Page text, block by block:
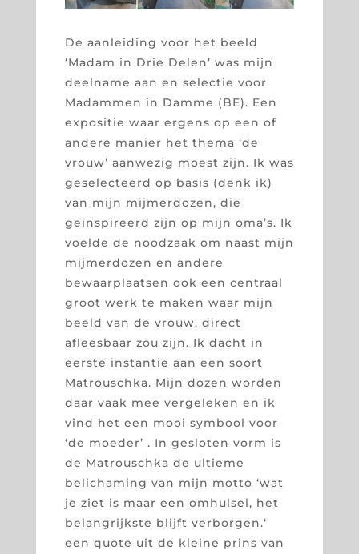
De aanleiding voor het beeld
‘Madam in Drie Delen’ was mijn
deelname aan en selectie voor
Madammen in Damme (BE). Een
expositie waar ergens op een of
andere manier het thema ‘de
vrouw’ aanwezig moest zijn. Ik was
geselecteerd op basis (denk ik)
van mijn mijmerdozen, die
geïnspireerd zijn op mijn oma’s. Ik
voelde de noodzaak om naast mijn
mijmerdozen en andere
bewaarplaatsen ook een centraal
groot werk te maken waar mijn
beeld van de vrouw, direct
afleesbaar zou zijn. Ik dacht in
eerste instantie aan een soort
Matrouschka. Mijn dozen worden
daar vaak mee vergeleken en ik
vind het een mooi symbool voor
‘de moeder’ . In gesloten vorm is
de Matrouschka de ultieme
belichaming van mijn motto ‘wat
je ziet is maar een omhulsel, het
belangrijkste blijft verborgen.‘
een quote uit de kleine prins van